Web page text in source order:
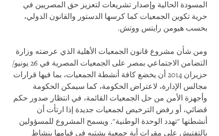
المسودة الحالية وإصدار تشريعات لتعزيز حق المصريين في
حرية تكوين الجمعيات كما كرسها الدستور والقانون الدولي،
بحسب هيومن رايتس ووتش.
ومن شأن مشروع قانون الجمعيات الأهلية الذي عرضته وزارة
التضامن الاجتماعي بمصر على الجمعيات المصرية في 26 يونيو/
حزيران 2014 أن يخضع كافة أنشطة الجمعيات، بما فيها قرارات
مجالس الإدارة، لاعتراض الحكومة، كما سيمكن الحكومة
وأجهزة الأمن من حل الجمعيات القائمة، في انتظار صدور حكم
قضائي، أو رفض الترخيص لجمعيات جديدة إذا ارتأت أن
أنشطتها "تهدد الوحدة الوطنية". ويسمح المشروع للمسؤولين
بالتفتيش على مقرات أية جمعية يشتبه في قيامها بنشاط